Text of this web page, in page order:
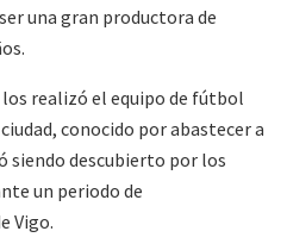
una gran productora de
realizó el equipo de fútbol
conocido por abastecer a
siendo descubierto por los
un periodo de
Vigo.